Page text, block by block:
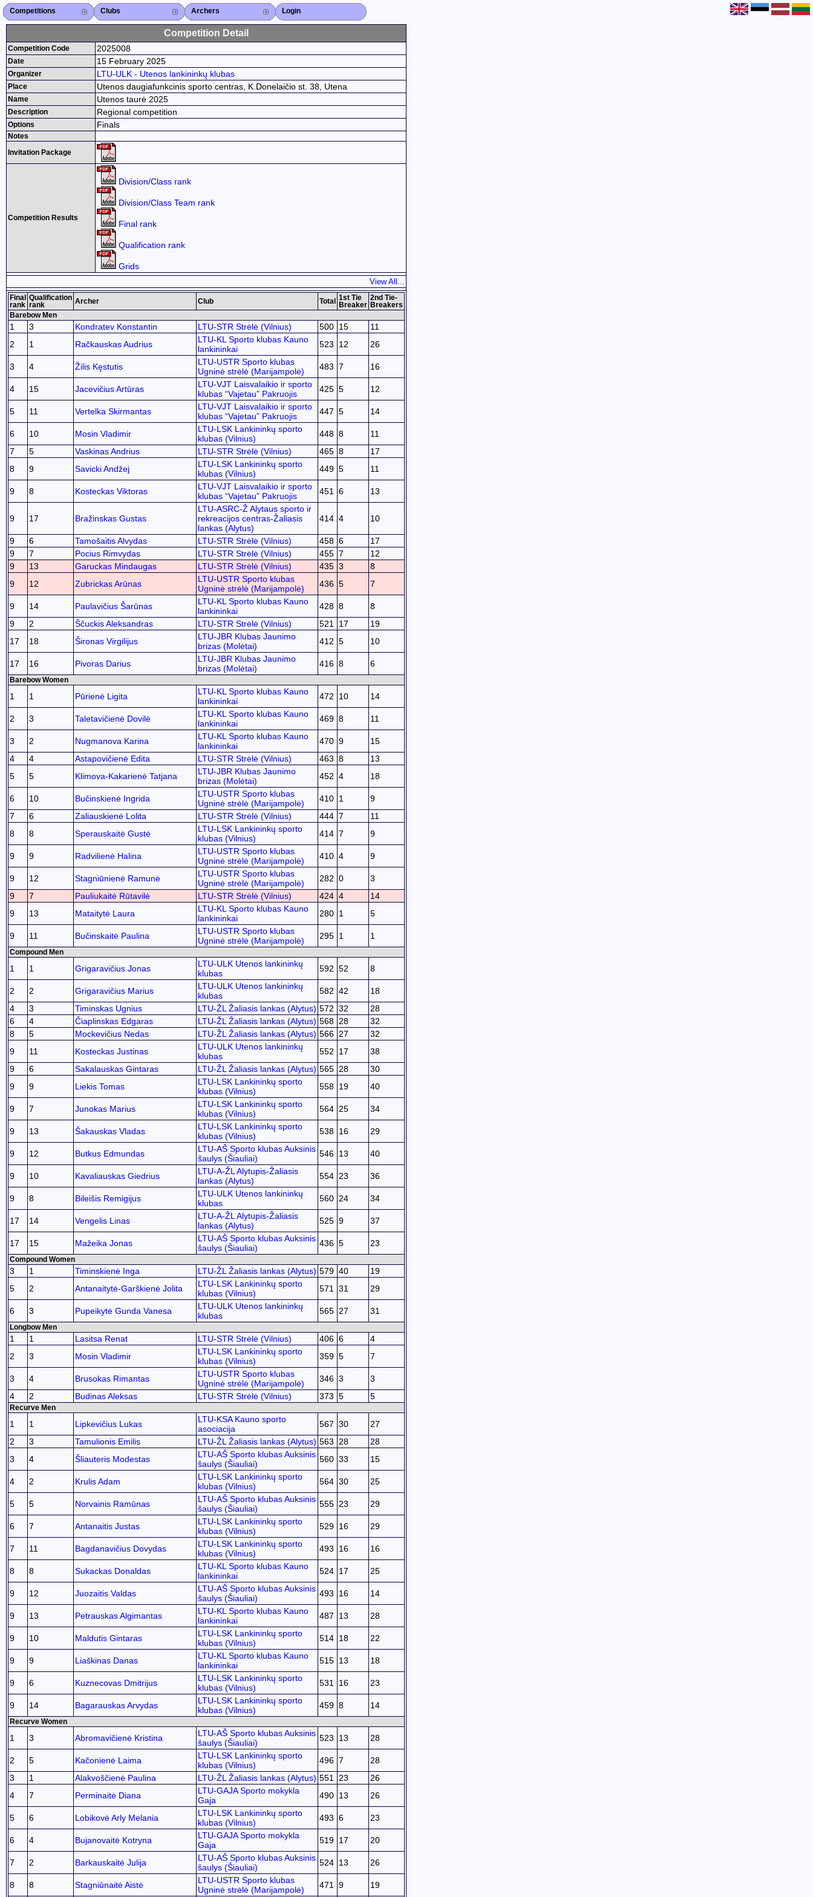
Competitions
Competitions List
2026
2025
2024
2023
2022
2021
2020
2019
2018
2017
2015
Search Competitions
Close X Clubs
Club List
Region List
Federation
Club Search
Region Search
Close X Archers
Archer List
Active Coaches
Active Judges
Search Archer
Archers Ranking
Close X Login
Close X
Competition Detail
Competition Code 2025008
Date 15 February 2025
Organizer LTU-ULK - Utenos lankininkų klubas
Place Utenos daugiafunkcinis sporto centras, K.Donelaičio st. 38, Utena
Name Utenos taurė 2025
Description Regional competition
Options Finals
Notes
Invitation Package
Competition Results
Division/Class rank
Division/Class Team rank
Final rank
Qualification rank
Grids
View All...
Final
rank
Qualification
rank
Archer Club Total
1st Tie
Breaker
2nd Tie-
Breakers
Barebow Men
1 3 Kondratev Konstantin LTU-STR Strėlė (Vilnius) 500 15
11
2
1 Račkauskas Audrius
LTU-KL Sporto klubas Kauno
lankininkai
523 12 26
3 4 Žilis Kęstutis
LTU-USTR Sporto klubas
Ugninė strėlė (Marijampolė)
483 7 16
4 15 Jacevičius Artūras
LTU-VJT Laisvalaikio ir sporto
klubas “Vajetau” Pakruojis
425 5 12
5 11 Vertelka Skirmantas
LTU-VJT Laisvalaikio ir sporto
klubas “Vajetau” Pakruojis
447 5 14
6 10 Mosin Vladimir
LTU-LSK Lankininkų sporto
klubas (Vilnius)
448 8
11
7
5 Vaskinas Andrius LTU-STR Strėlė (Vilnius) 465 8
17
8
9 Savicki Andžej
LTU-LSK Lankininkų sporto
klubas (Vilnius)
449 5 11
9 8 Kosteckas Viktoras
LTU-VJT Laisvalaikio ir sporto
klubas “Vajetau” Pakruojis
451 6 13
9 17 Bražinskas Gustas
LTU-ASRC-Ž Alytaus sporto ir
rekreacijos centras-Žaliasis
lankas (Alytus)
414 4 10
9 6 Tamošaitis Alvydas LTU-STR Strėlė (Vilnius) 458 6
17
9
7 Pocius Rimvydas LTU-STR Strėlė (Vilnius) 455 7
12
9
13 Garuckas Mindaugas LTU-STR Strėlė (Vilnius) 435 3
8
9
12 Zubrickas Arūnas
LTU-USTR Sporto klubas
Ugninė strėlė (Marijampolė)
436 5 7
9 14 Paulavičius Šarūnas
LTU-KL Sporto klubas Kauno
lankininkai
428 8
8
9
2 Ščuckis Aleksandras LTU-STR Strėlė (Vilnius) 521 17
19
17
18 Šironas Virgilijus
LTU-JBR Klubas Jaunimo
brizas (Molėtai)
412 5 10
17 16 Pivoras Darius
LTU-JBR Klubas Jaunimo
brizas (Molėtai)
416 8 6
Barebow Women
1 1 Pūrienė Ligita
LTU-KL Sporto klubas Kauno
lankininkai
472 10 14
2 3 Taletavičienė Dovilė
LTU-KL Sporto klubas Kauno
lankininkai
469 8 11
3 2 Nugmanova Karina
LTU-KL Sporto klubas Kauno
lankininkai
470 9
15
4
4 Astapovičienė Edita LTU-STR Strėlė (Vilnius) 463 8
13
5
5 Klimova-Kakarienė Tatjana
LTU-JBR Klubas Jaunimo
brizas (Molėtai)
452 4 18
6 10 Bučinskienė Ingrida
LTU-USTR Sporto klubas
Ugninė strėlė (Marijampolė)
410 1
9
7
6 Zaliauskienė Lolita LTU-STR Strėlė (Vilnius) 444 7
11
8
8 Sperauskaitė Gustė
LTU-LSK Lankininkų sporto
klubas (Vilnius)
414 7 9
9 9 Radvilienė Halina
LTU-USTR Sporto klubas
Ugninė strėlė (Marijampolė)
410 4 9
9 12 Stagniūnienė Ramunė
LTU-USTR Sporto klubas
Ugninė strėlė (Marijampolė)
282 0
3
9
7 Pauliukaitė Rūtavilė LTU-STR Strėlė (Vilnius) 424 4
14
9
13 Mataitytė Laura
LTU-KL Sporto klubas Kauno
lankininkai
280 1 5
9 11 Bučinskaitė Paulina
LTU-USTR Sporto klubas
Ugninė strėlė (Marijampolė)
295 1 1
Compound Men
1 1 Grigaravičius Jonas
LTU-ULK Utenos lankininkų
klubas
592 52 8
2 2 Grigaravičius Marius
LTU-ULK Utenos lankininkų
klubas
582 42
18
4
3 Timinskas Ugnius LTU-ŽL Žaliasis lankas (Alytus) 572 32
28
6
4 Čiaplinskas Edgaras LTU-ŽL Žaliasis lankas (Alytus) 568 28
32
8
5 Mockevičius Nedas LTU-ŽL Žaliasis lankas (Alytus) 566 27
32
9
11 Kosteckas Justinas
LTU-ULK Utenos lankininkų
klubas
552 17
38
9
6 Sakalauskas Gintaras LTU-ŽL Žaliasis lankas (Alytus) 565 28
30
9
9 Liekis Tomas
LTU-LSK Lankininkų sporto
klubas (Vilnius)
558 19 40
9 7 Junokas Marius
LTU-LSK Lankininkų sporto
klubas (Vilnius)
564 25 34
9 13 Šakauskas Vladas
LTU-LSK Lankininkų sporto
klubas (Vilnius)
538 16 29
9 12 Butkus Edmundas
LTU-AŠ Sporto klubas Auksinis
šaulys (Šiauliai)
546 13 40
9 10 Kavaliauskas Giedrius
LTU-A-ŽL Alytupis-Žaliasis
lankas (Alytus)
554 23 36
9 8 Bileišis Remigijus
LTU-ULK Utenos lankininkų
klubas
560 24 34
17 14 Vengelis Linas
LTU-A-ŽL Alytupis-Žaliasis
lankas (Alytus)
525 9 37
17 15 Mažeika Jonas
LTU-AŠ Sporto klubas Auksinis
šaulys (Šiauliai)
436 5 23
Compound Women
3 1 Timinskienė Inga LTU-ŽL Žaliasis lankas (Alytus) 579 40
19
5
2 Antanaitytė-Garškienė Jolita
LTU-LSK Lankininkų sporto
klubas (Vilnius)
571 31 29
6 3 Pupeikytė Gunda Vanesa
LTU-ULK Utenos lankininkų
klubas
565 27 31
Longbow Men
1 1 Lasitsa Renat LTU-STR Strėlė (Vilnius) 406 6
4
2
3 Mosin Vladimir
LTU-LSK Lankininkų sporto
klubas (Vilnius)
359 5 7
3 4 Brusokas Rimantas
LTU-USTR Sporto klubas
Ugninė strėlė (Marijampolė)
346 3
3
4
2 Budinas Aleksas LTU-STR Strėlė (Vilnius) 373 5 5
Recurve Men
1 1 Lipkevičius Lukas
LTU-KSA Kauno sporto
asociacija
567 30
27
2
3 Tamulionis Emilis LTU-ŽL Žaliasis lankas (Alytus) 563 28
28
3
4 Šliauteris Modestas
LTU-AŠ Sporto klubas Auksinis
šaulys (Šiauliai)
560 33 15
4 2 Krulis Adam
LTU-LSK Lankininkų sporto
klubas (Vilnius)
564 30 25
5 5 Norvainis Ramūnas
LTU-AŠ Sporto klubas Auksinis
šaulys (Šiauliai)
555 23 29
6 7 Antanaitis Justas
LTU-LSK Lankininkų sporto
klubas (Vilnius)
529 16 29
7 11 Bagdanavičius Dovydas
LTU-LSK Lankininkų sporto
klubas (Vilnius)
493 16 16
8 8 Sukackas Donaldas
LTU-KL Sporto klubas Kauno
lankininkai
524 17 25
9 12 Juozaitis Valdas
LTU-AŠ Sporto klubas Auksinis
šaulys (Šiauliai)
493 16 14
9 13 Petrauskas Algimantas
LTU-KL Sporto klubas Kauno
lankininkai
487 13 28
9 10 Maldutis Gintaras
LTU-LSK Lankininkų sporto
klubas (Vilnius)
514 18 22
9 9 Liaškinas Danas
LTU-KL Sporto klubas Kauno
lankininkai
515 13 18
9 6 Kuznecovas Dmitrijus
LTU-LSK Lankininkų sporto
klubas (Vilnius)
531 16 23
9 14 Bagarauskas Arvydas
LTU-LSK Lankininkų sporto
klubas (Vilnius)
459 8 14
Recurve Women
1 3 Abromavičienė Kristina
LTU-AŠ Sporto klubas Auksinis
šaulys (Šiauliai)
523 13 28
2 5 Kačonienė Laima
LTU-LSK Lankininkų sporto
klubas (Vilnius)
496 7
28
3
1 Alakvoščienė Paulina LTU-ŽL Žaliasis lankas (Alytus) 551 23
26
4
7 Perminaitė Diana
LTU-GAJA Sporto mokykla
Gaja
490 13 26
5 6 Lobikovė Arly Melania
LTU-LSK Lankininkų sporto
klubas (Vilnius)
493 6 23
6 4 Bujanovaitė Kotryna
LTU-GAJA Sporto mokykla
Gaja
519 17 20
7 2 Barkauskaitė Julija
LTU-AŠ Sporto klubas Auksinis
šaulys (Šiauliai)
524 13 26
8 8 Stagniūnaitė Aistė
LTU-USTR Sporto klubas
Ugninė strėlė (Marijampolė)
471 9 19